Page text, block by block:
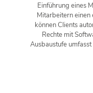
Einführung eines
Mitarbeitern
können Clients
Rechte mit
Ausbaustufe